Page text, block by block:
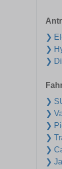
❯
❯
❯
❯
❯
❯
❯
❯
❯